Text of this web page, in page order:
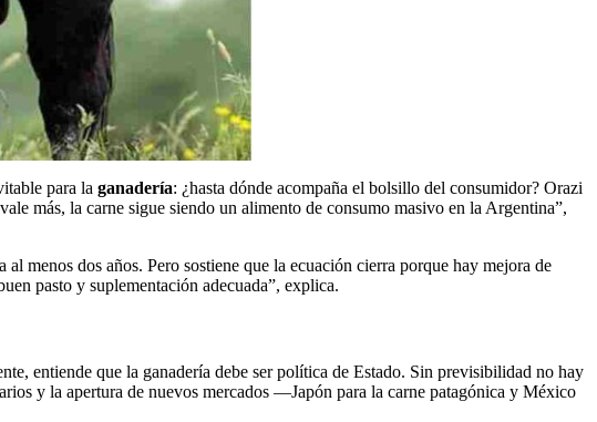
para la ganadería: ¿hasta dónde acompaña el bolsillo del consumidor? Orazi
más, la carne sigue siendo un alimento de consumo masivo en la Argentina”,
menos dos años. Pero sostiene que la ecuación cierra porque hay mejora de
pasto y suplementación adecuada”, explica.
entiende que la ganadería debe ser política de Estado. Sin previsibilidad no hay
y la apertura de nuevos mercados —Japón para la carne patagónica y México